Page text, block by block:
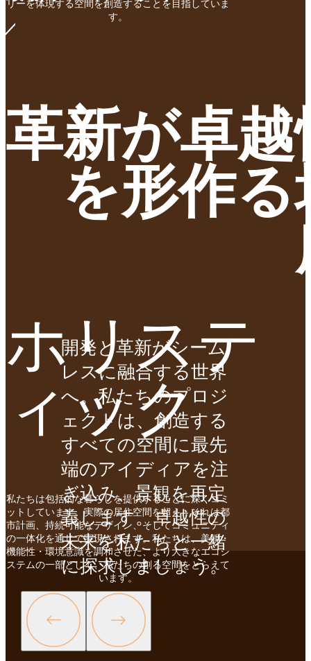
リーを体現する空間を創造することを目指していま
す。
ホリステ
ィック
私たちは包括的な暮らしを提供することに深くコミ
ットしています。実際の居住空間を超え、それは都
市計画、持続可能なデザイン、そしてコミュニティ
の一体化を通じて実現されます。私たちは、美観・
機能性・環境意識を調和させた、より大きなエコシ
ステムの一部として、私たちの創る空間をとらえて
います。
革新が卓越
を形作る
開発と革新がシーム
レスに融合する世界
へ。私たちのプロジ
ェクトは、創造する
すべての空間に最先
端のアイディアを注
ぎ込み、景観を再定
義します。卓越性の
未来を私たちと一緒
に探求しましょう。